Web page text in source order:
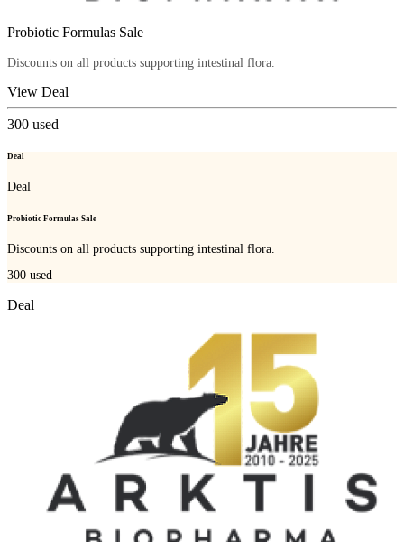
Probiotic Formulas Sale
Discounts on all products supporting intestinal flora.
View Deal
300 used
Deal
Deal
Probiotic Formulas Sale
Discounts on all products supporting intestinal flora.
300 used
Deal